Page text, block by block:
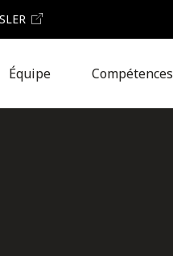
Équipe Compétences